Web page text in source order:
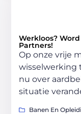
Werkloos?
Partners!
Op onze vrije
wisselwerking
nu over
situatie
Banen En